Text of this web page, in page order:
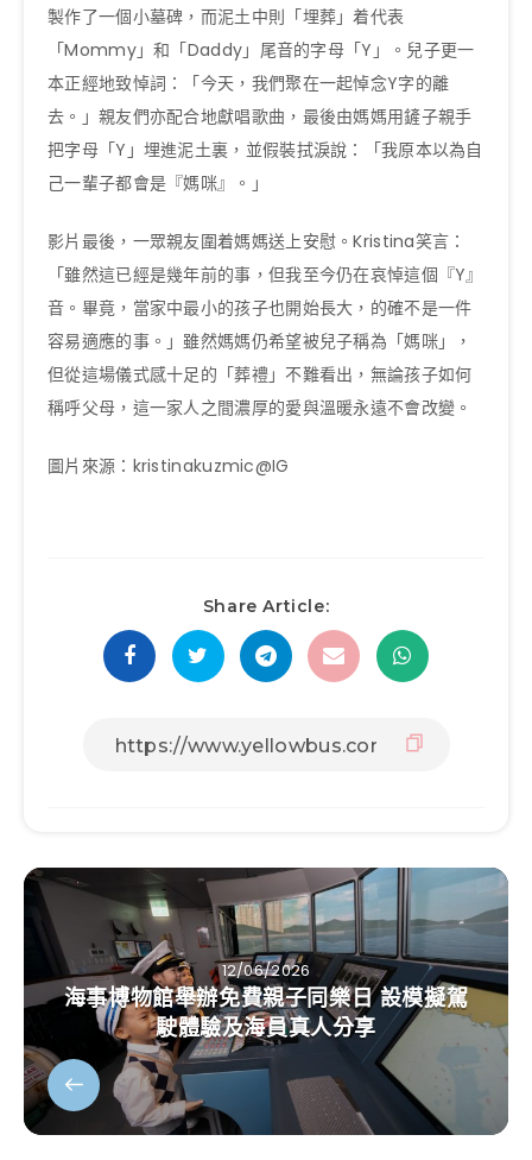
製作了一個小墓碑，而泥土中則「埋葬」着代表
「Mommy」和「Daddy」尾音的字母「Y」。兒子更一
本正經地致悼詞：「今天，我們聚在一起悼念Y字的離
去。」親友們亦配合地獻唱歌曲，最後由媽媽用鏟子親手
把字母「Y」埋進泥土裏，並假裝拭淚說：「我原本以為自
己一輩子都會是『媽咪』。」
影片最後，一眾親友圍着媽媽送上安慰。Kristina笑言：
「雖然這已經是幾年前的事，但我至今仍在哀悼這個『Y』
音。畢竟，當家中最小的孩子也開始長大，的確不是一件
容易適應的事。」雖然媽媽仍希望被兒子稱為「媽咪」，
但從這場儀式感十足的「葬禮」不難看出，無論孩子如何
稱呼父母，這一家人之間濃厚的愛與溫暖永遠不會改變。
圖片來源：kristinakuzmic@IG
Share Article:
12/06/2026
海事博物館舉辦免費親子同樂日 設模擬駕
駛體驗及海員真人分享